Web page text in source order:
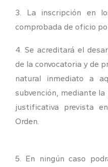
3. La inscripción en
comprobada de oficio
4. Se acreditará el
de la convocatoria y de
natural inmediato a
subvención, mediante
justificativa prevista
Orden.
5. En ningún caso